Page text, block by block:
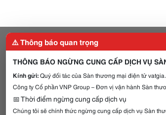
⚠️ Thông báo quan trọng
THÔNG BÁO NGỪNG CUNG CẤP DỊCH VỤ
Kính gửi:Quý đối tác của Sàn thương mại điện tử
Công ty Cổ phần VNP Group – Đơn vị vận hành Sàn
📅 Thời điểm ngừng cung cấp dịch vụ
Chúng tôi sẽ chính thức ngừng cung cấp dịch vụ Sàn